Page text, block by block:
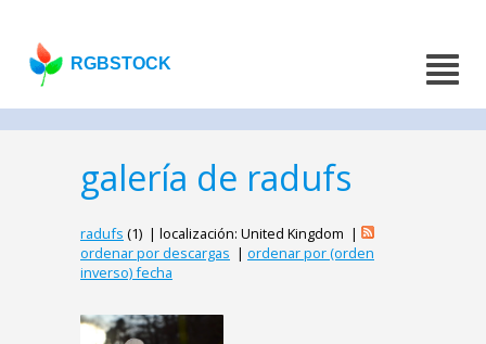
RGBSTOCK
galería de radufs
radufs (1) | localización: United Kingdom |
ordenar por descargas | ordenar por (orden
inverso) fecha